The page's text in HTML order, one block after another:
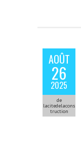
AOÛT
26
2025
de
lacitedelacons
truction